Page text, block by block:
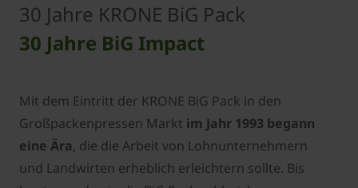
30 Jahre KRONE BiG Pack
30 Jahre BiG Impact
Mit dem Eintritt der KRONE BiG Pack in den
Großpackenpressen Markt im Jahr 1993 begann
eine Ära, die die Arbeit von Lohnunternehmern
und Landwirten erheblich erleichtern sollte. Bis